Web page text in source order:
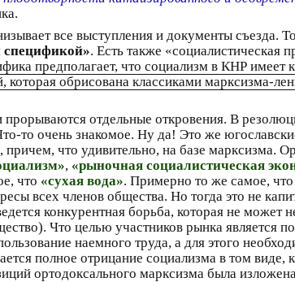
все выступления и документы съезда.
спецификой». Есть также «социалистическая
предполагает, что социализм в КНР имеет
которая обрисована классиками марксизма-
отдельные откровения. В
то очень знакомое. Ну да! Это же
, причем, что удивительно, на базе марксизма.
, «рыночная социалистическая
что «сухая вода». Примерно то же самое, что
всех членов общества. Но тогда это не
конкурентная борьба, которая не может
Что целью участников рынка является
наемного труда, а для этого
полное отрицание социализма в том виде,
ортодоксального марксизма была